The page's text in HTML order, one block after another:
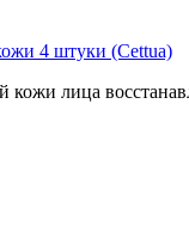
4 штуки (Cettua)
лица